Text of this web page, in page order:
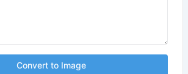
Convert to Image